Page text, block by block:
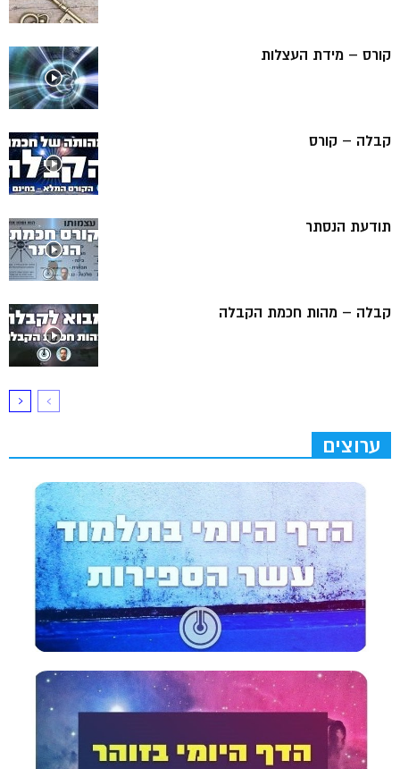
קורס – מידת העצלות
קבלה – קורס
תודעת הנסתר
קבלה – מהות חכמת הקבלה
ערוצים